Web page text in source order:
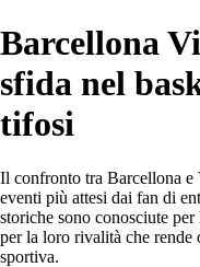
Barcellona
sfida nel
tifosi
Il confronto tra Barcellona e
eventi più attesi dai fan di
storiche sono conosciute
per la loro rivalità che rende
sportiva.